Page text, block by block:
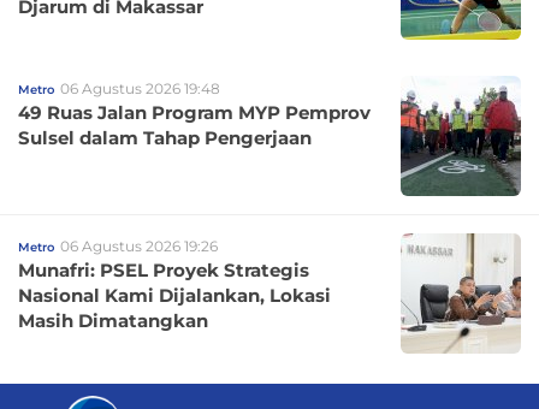
Djarum di Makassar
Metro 06 Agustus 2026 19:48
49 Ruas Jalan Program MYP Pemprov
Sulsel dalam Tahap Pengerjaan
Metro 06 Agustus 2026 19:26
Munafri: PSEL Proyek Strategis
Nasional Kami Dijalankan, Lokasi
Masih Dimatangkan